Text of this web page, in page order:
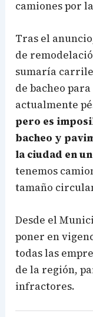
camiones por
Tras el
de
sumaría
de bacheo
actualmente
pero es
bacheo y
la ciudad en
tenemos
tamaño
Desde el
poner en
todas las
de la región,
infractores.